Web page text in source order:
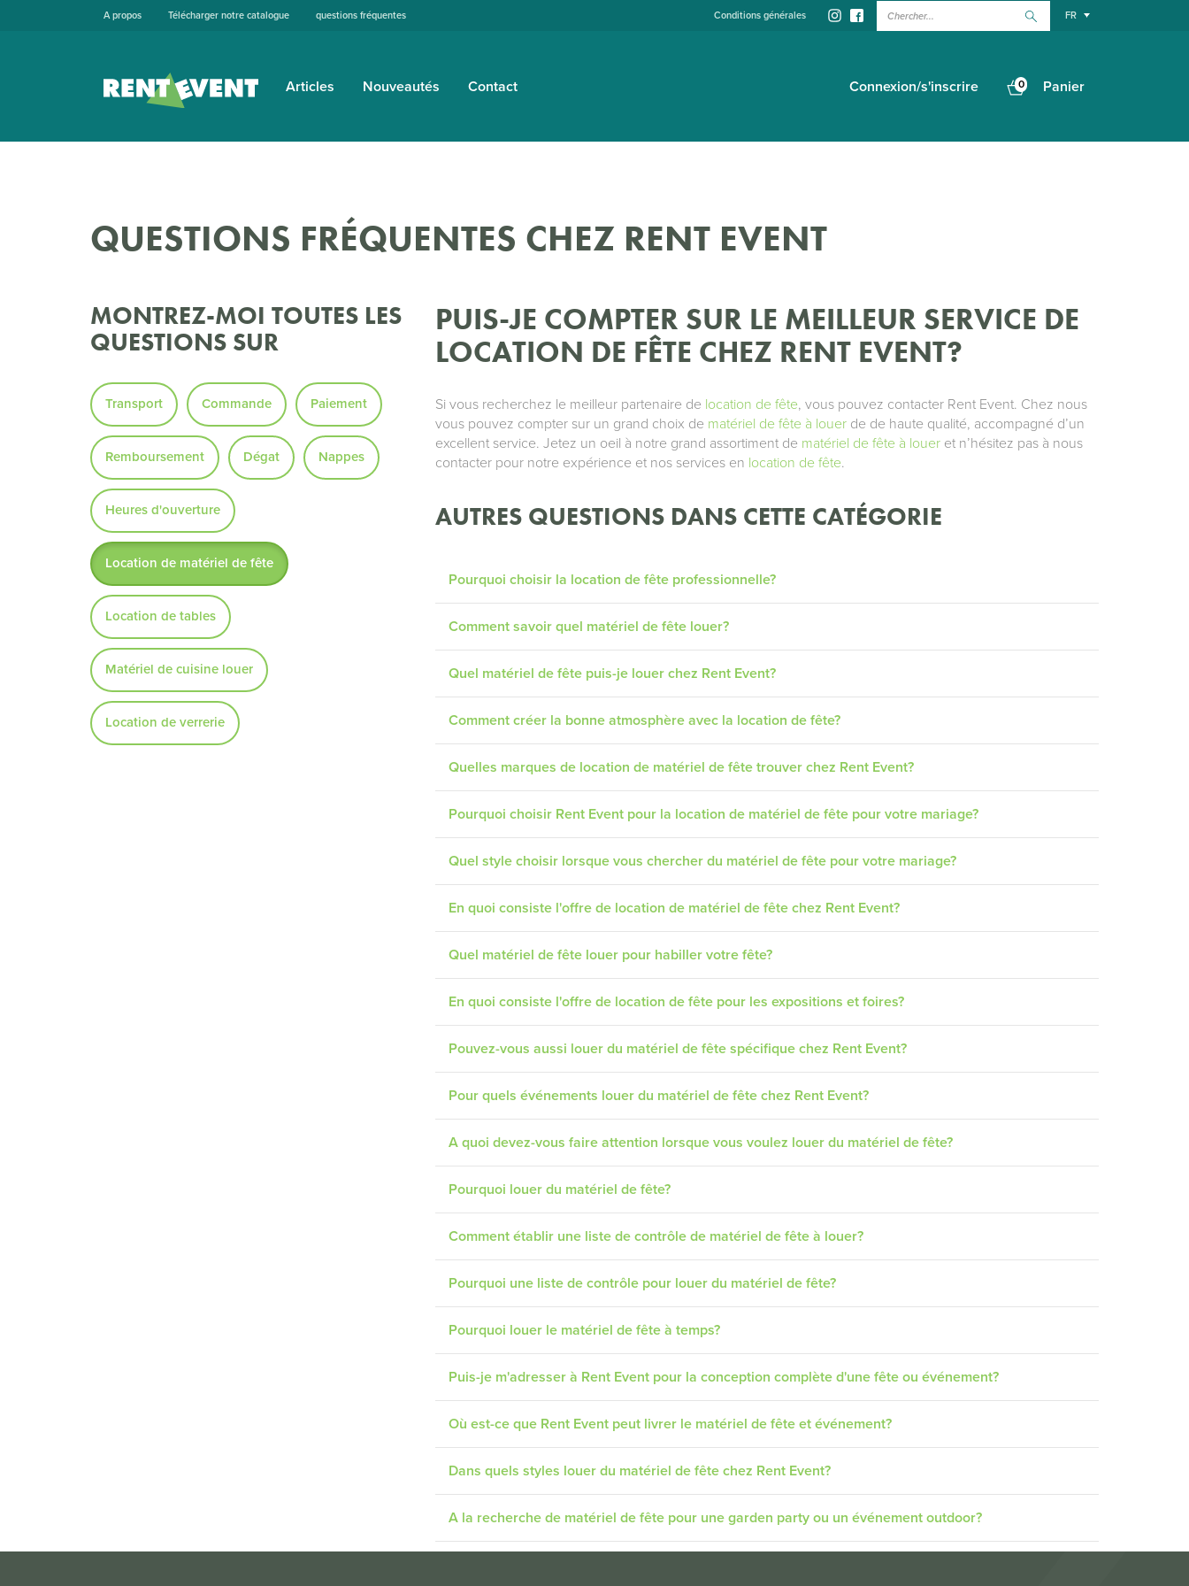
FR
Chercher...
Conditions générales
A propos Télécharger notre catalogue questions fréquentes
Articles Nouveautés Contact Connexion/s'inscrire Panier
0
QUESTIONS FRÉQUENTES CHEZ RENT EVENT
MONTREZ-MOI TOUTES LES
QUESTIONS SUR
Transport Commande Paiement
Remboursement Dégat Nappes
Heures d'ouverture
Location de matériel de fête
Location de tables
Matériel de cuisine louer
Location de verrerie
PUIS-JE COMPTER SUR LE MEILLEUR SERVICE DE
LOCATION DE FÊTE CHEZ RENT EVENT?
Si vous recherchez le meilleur partenaire de location de fête, vous pouvez contacter Rent Event. Chez nous
vous pouvez compter sur un grand choix de matériel de fête à louer de de haute qualité, accompagné d’un
excellent service. Jetez un oeil à notre grand assortiment de matériel de fête à louer et n’hésitez pas à nous
contacter pour notre expérience et nos services en location de fête.
AUTRES QUESTIONS DANS CETTE CATÉGORIE
Pourquoi choisir la location de fête professionnelle?
Comment savoir quel matériel de fête louer?
Quel matériel de fête puis-je louer chez Rent Event?
Comment créer la bonne atmosphère avec la location de fête?
Quelles marques de location de matériel de fête trouver chez Rent Event?
Pourquoi choisir Rent Event pour la location de matériel de fête pour votre mariage?
Quel style choisir lorsque vous chercher du matériel de fête pour votre mariage?
En quoi consiste l'offre de location de matériel de fête chez Rent Event?
Quel matériel de fête louer pour habiller votre fête?
En quoi consiste l'offre de location de fête pour les expositions et foires?
Pouvez-vous aussi louer du matériel de fête spécifique chez Rent Event?
Pour quels événements louer du matériel de fête chez Rent Event?
A quoi devez-vous faire attention lorsque vous voulez louer du matériel de fête?
Pourquoi louer du matériel de fête?
Comment établir une liste de contrôle de matériel de fête à louer?
Pourquoi une liste de contrôle pour louer du matériel de fête?
Pourquoi louer le matériel de fête à temps?
Puis-je m'adresser à Rent Event pour la conception complète d'une fête ou événement?
Où est-ce que Rent Event peut livrer le matériel de fête et événement?
Dans quels styles louer du matériel de fête chez Rent Event?
A la recherche de matériel de fête pour une garden party ou un événement outdoor?